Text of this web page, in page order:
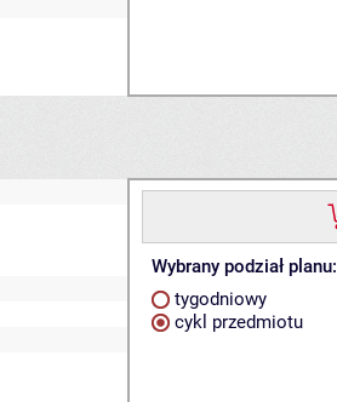
Wybrany podział planu:
tygodniowy
cykl przedmiotu